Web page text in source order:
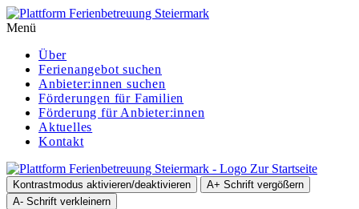
Menü
Über
Ferienangebot suchen
Anbieter:innen suchen
För­de­run­gen für Familien
Förderung für Anbieter:innen
Aktuelles
Kontakt
Zur Startseite
Kontrastmodus aktivieren/deaktivieren A+ Schrift vergößern
A- Schrift verkleinern